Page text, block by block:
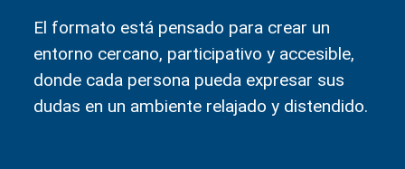
El formato está pensado para crear un
entorno cercano, participativo y accesible,
donde cada persona pueda expresar sus
dudas en un ambiente relajado y distendido.